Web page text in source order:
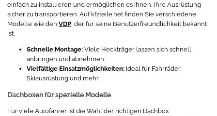
einfach zu installieren und ermöglichen es Ihnen, Ihre Ausrüstung
sicher zu transportieren. Auf kfzteile.net finden Sie verschiedene
Modelle wie den VDP , der für seine Benutzerfreundlichkeit bekannt
ist.
Schnelle Montage: Viele Heckträger lassen sich schnell
anbringen und abnehmen.
Vielfältige Einsatzmöglichkeiten: Ideal für Fahrräder,
Skiausrüstung und mehr.
Dachboxen für spezielle Modelle
Für viele Autofahrer ist die Wahl der richtigen Dachbox